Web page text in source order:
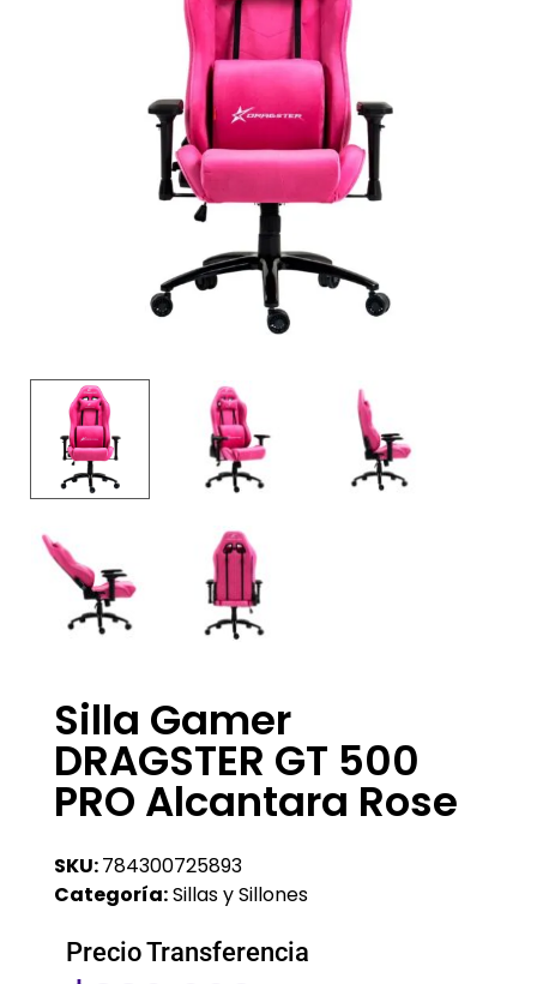
Silla Gamer
DRAGSTER GT 500
PRO Alcantara Rose
SKU:784300725893
Categoría:Sillas y Sillones
Precio Transferencia